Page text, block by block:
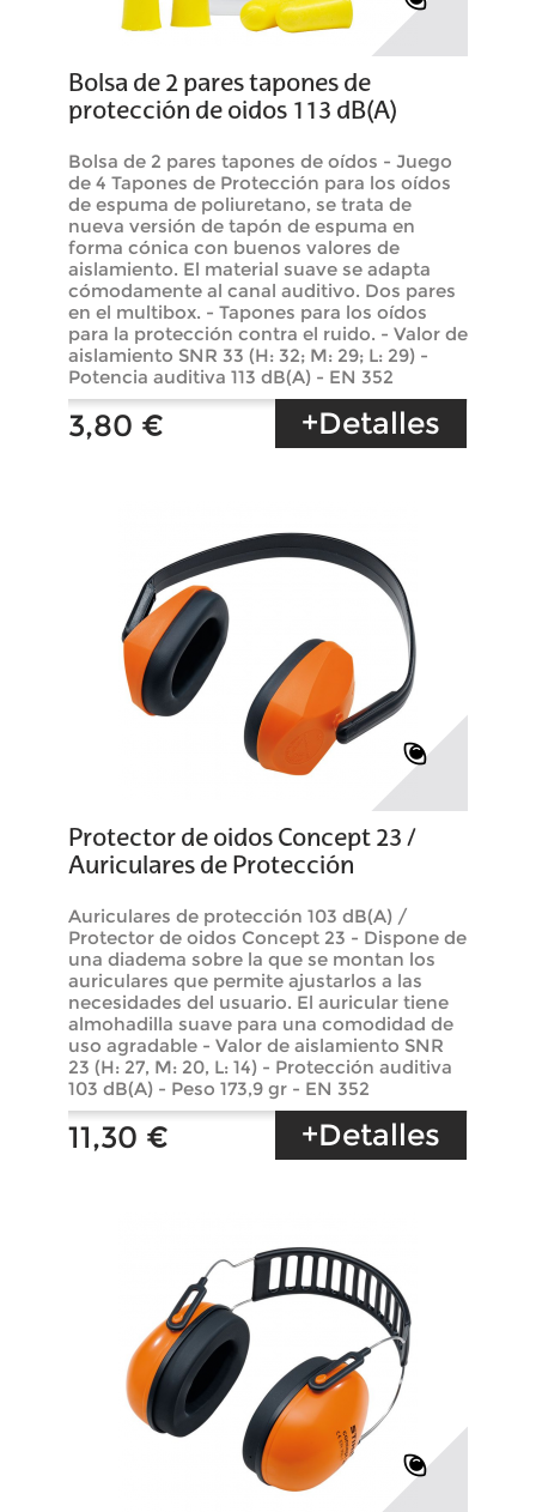
Bolsa de 2 pares tapones de
protección de oidos 113 dB(A)
Bolsa de 2 pares tapones de oídos - Juego
de 4 Tapones de Protección para los oídos
de espuma de poliuretano, se trata de
nueva versión de tapón de espuma en
forma cónica con buenos valores de
aislamiento. El material suave se adapta
cómodamente al canal auditivo. Dos pares
en el multibox. - Tapones para los oídos
para la protección contra el ruido. - Valor de
aislamiento SNR 33 (H: 32; M: 29; L: 29) -
Potencia auditiva 113 dB(A) - EN 352
3,80 € +Detalles
Protector de oidos Concept 23 /
Auriculares de Protección
Auriculares de protección 103 dB(A) /
Protector de oidos Concept 23 - Dispone de
una diadema sobre la que se montan los
auriculares que permite ajustarlos a las
necesidades del usuario. El auricular tiene
almohadilla suave para una comodidad de
uso agradable - Valor de aislamiento SNR
23 (H: 27, M: 20, L: 14) - Protección auditiva
103 dB(A) - Peso 173,9 gr - EN 352
11,30 € +Detalles